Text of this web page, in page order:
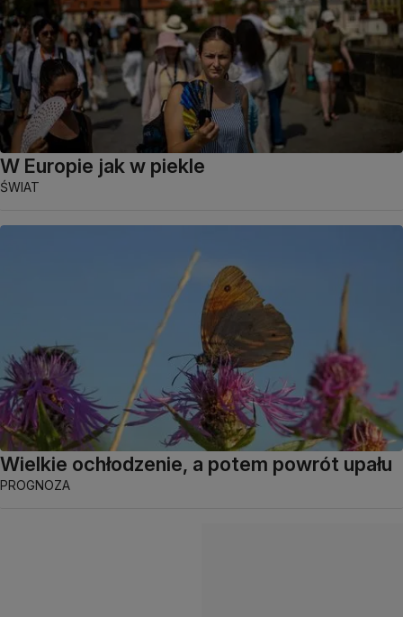
W Europie jak w piekle
ŚWIAT
Wielkie ochłodzenie, a potem powrót upału
PROGNOZA